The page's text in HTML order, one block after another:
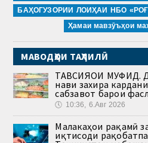
БАҲОГУЗОРИИ ЛОИҲАИ НБО
Ҳамаи мавзӯъҳои
МАВОДҲОИ ТАҲЛИЛӢ
ТАВСИЯҲОИ МУФИД.
нави захира
сабзавот барои
🕔 10:36, 6.Авг 2026
Малакаҳои рақамӣ
иқтисоди